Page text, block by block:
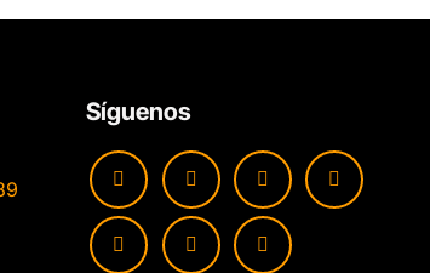
Síguenos